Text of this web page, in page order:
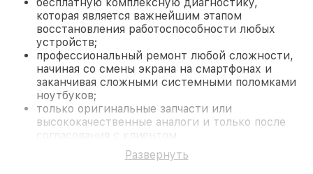
которая является важнейшим этапом
восстановления работоспособности любых
устройств;
профессиональный ремонт любой сложности,
начиная со смены экрана на смартфонах и
заканчивая сложными системными поломками
ноутбуков;
только оригинальные запчасти или
высококачественные аналоги и только после
согласования с клиентом.
На все работы и замененные комплектующие
предоставляется длительная гарантия. В случае
Развернуть